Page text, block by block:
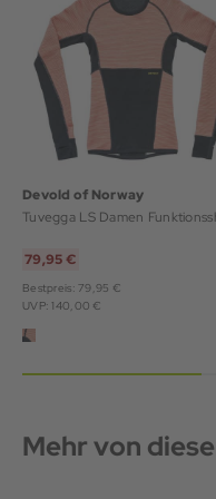
Devold of Norway
Tuvegga LS Damen
79,95 €
Bestpreis: 79,95 €
UVP: 140,00 €
Mehr von